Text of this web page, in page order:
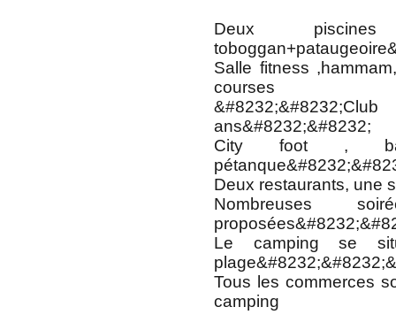
Deux
Salle fitness
courses
ans&#8232;&#8232;
City foot ,
Deux restaurants, une
Nombreuses
Le camping se
Tous les commerces
camping